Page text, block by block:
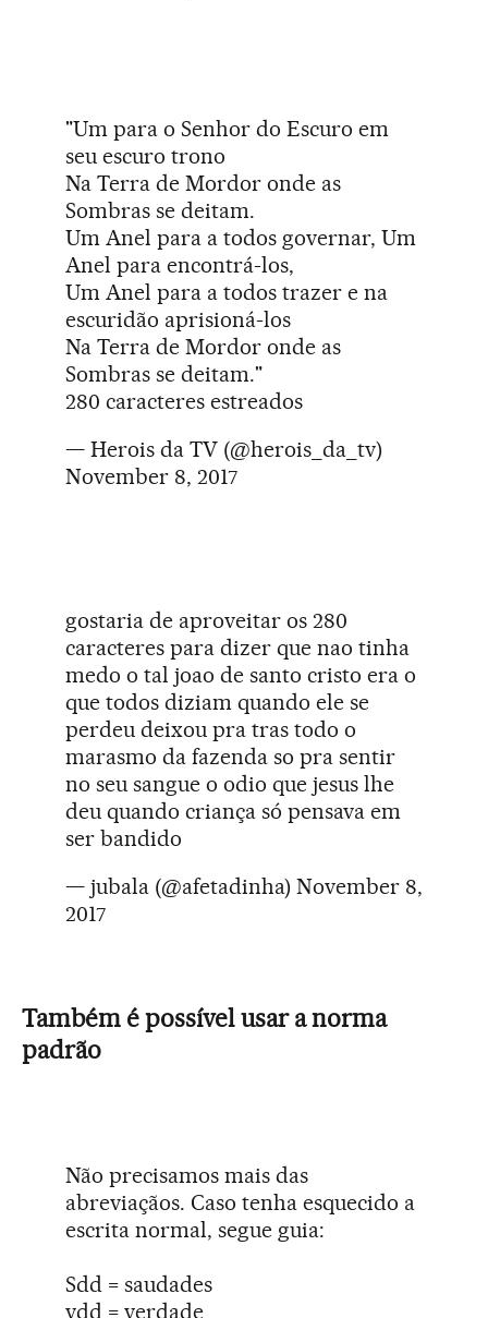
"Um para o Senhor do Escuro em
seu escuro trono
Na Terra de Mordor onde as
Sombras se deitam.
Um Anel para a todos governar, Um
Anel para encontrá-los,
Um Anel para a todos trazer e na
escuridão aprisioná-los
Na Terra de Mordor onde as
Sombras se deitam."
280 caracteres estreados
— Herois da TV (@herois_da_tv)
November 8, 2017
gostaria de aproveitar os 280
caracteres para dizer que nao tinha
medo o tal joao de santo cristo era o
que todos diziam quando ele se
perdeu deixou pra tras todo o
marasmo da fazenda so pra sentir
no seu sangue o odio que jesus lhe
deu quando criança só pensava em
ser bandido
— jubala (@afetadinha) November 8,
2017
Também é possível usar a norma
padrão
Não precisamos mais das
abreviaçãos. Caso tenha esquecido a
escrita normal, segue guia:
Sdd = saudades
vdd = verdade